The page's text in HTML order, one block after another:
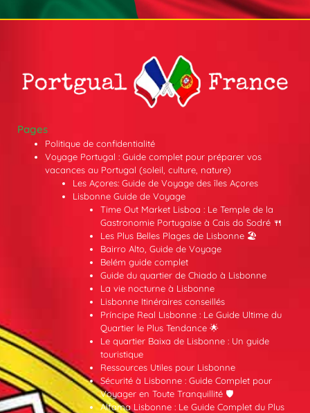
Pages
Politique de confidentialité
Voyage Portugal : Guide complet pour préparer vos
vacances au Portugal (soleil, culture, nature)
Les Açores: Guide de Voyage des îles Açores
Lisbonne Guide de Voyage
Time Out Market Lisboa : Le Temple de la
Gastronomie Portugaise à Cais do Sodré 🍴
Les Plus Belles Plages de Lisbonne 🏖️
Bairro Alto, Guide de Voyage
Belém guide complet
Guide du quartier de Chiado à Lisbonne
La vie nocturne à Lisbonne
Lisbonne Itinéraires conseillés
Príncipe Real Lisbonne : Le Guide Ultime du
Quartier le Plus Tendance 🌟
Le quartier Baixa de Lisbonne : Un guide
touristique
Ressources Utiles pour Lisbonne
Sécurité à Lisbonne : Guide Complet pour
Voyager en Toute Tranquillité 🛡️
Alfama Lisbonne : Le Guide Complet du Plus